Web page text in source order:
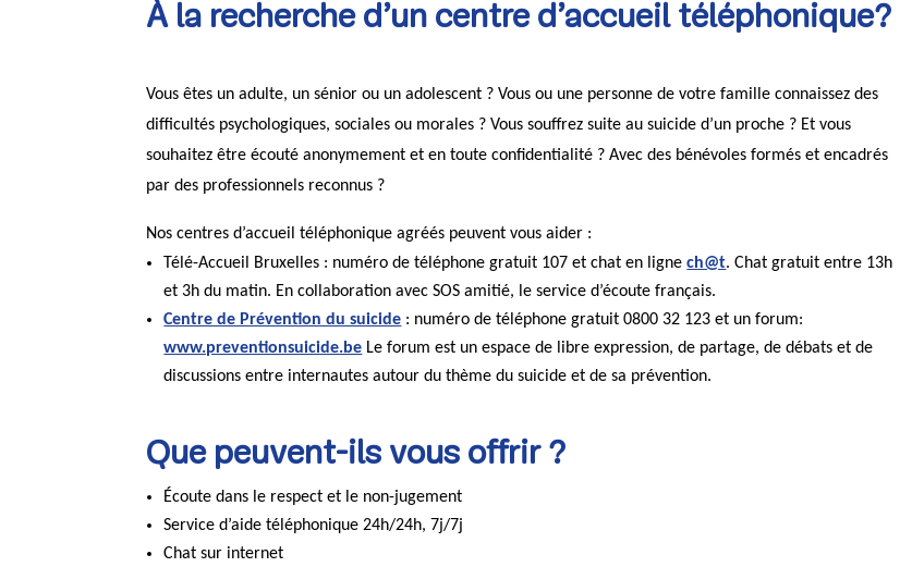
À la recherche d’un centre d’accueil téléphonique?
Vous êtes un adulte, un sénior ou un adolescent ? Vous ou une personne de votre famille connaissez des
difficultés psychologiques, sociales ou morales ? Vous souffrez suite au suicide d’un proche ? Et vous
souhaitez être écouté anonymement et en toute confidentialité ? Avec des bénévoles formés et encadrés
par des professionnels reconnus ?
Nos centres d’accueil téléphonique agréés peuvent vous aider :
Télé-Accueil Bruxelles : numéro de téléphone gratuit 107 et chat en lignech@t. Chat gratuit entre 13h
et 3h du matin. En collaboration avec SOS amitié, le service d’écoute français.
Centre de Prévention du suicide : numéro de téléphone gratuit 0800 32 123 et un forum:
www.preventionsuicide.be Le forum est un espace de libre expression, de partage, de débats et de
discussions entre internautes autour du thème du suicide et de sa prévention.
Que peuvent-ils vous offrir ?
Écoute dans le respect et le non-jugement
Service d’aide téléphonique 24h/24h, 7j/7j
Chat sur internet